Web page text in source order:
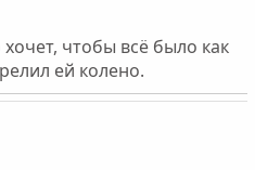
чтобы всё было как
ей колено.